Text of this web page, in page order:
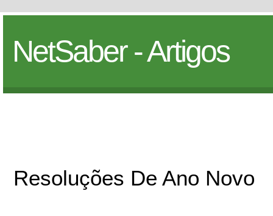
NetSaber - Artigos
Resoluções De Ano Novo